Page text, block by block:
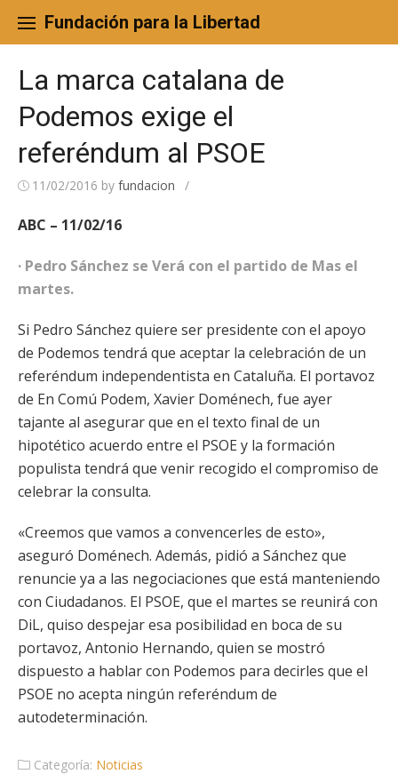
content
Fundación para la Libertad
La marca catalana de
Podemos exige el
referéndum al PSOE
11/02/2016 by fundacion /
ABC – 11/02/16
· Pedro Sánchez se Verá con el partido de Mas el
martes.
Si Pedro Sánchez quiere ser presidente con el apoyo
de Podemos tendrá que aceptar la celebración de un
referéndum independentista en Cataluña. El portavoz
de En Comú Podem, Xavier Doménech, fue ayer
tajante al asegurar que en el texto final de un
hipotético acuerdo entre el PSOE y la formación
populista tendrá que venir recogido el compromiso de
celebrar la consulta.
«Creemos que vamos a convencerles de esto»,
aseguró Doménech. Además, pidió a Sánchez que
renuncie ya a las negociaciones que está manteniendo
con Ciudadanos. El PSOE, que el martes se reunirá con
DiL, quiso despejar esa posibilidad en boca de su
portavoz, Antonio Hernando, quien se mostró
dispuesto a hablar con Podemos para decirles que el
PSOE no acepta ningún referéndum de
autodeterminación.
Categoría: Noticias